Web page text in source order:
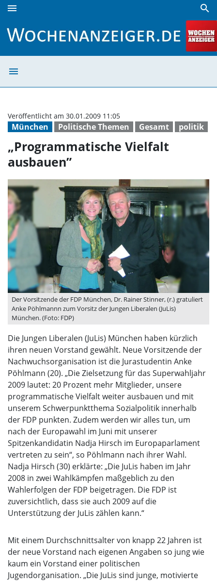
menu search
menu
München Politische Themen Gesamt politik
Veröffentlicht am 30.01.2009 11:05
„Programmatische Vielfalt
ausbauen”
Der Vorsitzende der FDP München, Dr. Rainer Stinner, (r.) gratuliert
Anke Pöhlmannn zum Vorsitz der Jungen Liberalen (JuLis)
München. (Foto: FDP)
Die Jungen Liberalen (JuLis) München haben kürzlich
ihren neuen Vorstand gewählt. Neue Vorsitzende der
Nachwuchsorganisation ist die Jurastudentin Anke
Pöhlmann (20). „Die Zielsetzung für das Superwahljahr
2009 lautet: 20 Prozent mehr Mitglieder, unsere
programmatische Vielfalt weiter ausbauen und mit
unserem Schwerpunktthema Sozialpolitik innerhalb
der FDP punkten. Zudem werden wir alles tun, um
nach der Europawahl im Juni mit unserer
Spitzenkandidatin Nadja Hirsch im Europaparlament
vertreten zu sein“, so Pöhlmann nach ihrer Wahl.
Nadja Hirsch (30) erklärte: „Die JuLis haben im Jahr
2008 in zwei Wahlkämpfen maßgeblich zu den
Wahlerfolgen der FDP beigetragen. Die FDP ist
zuversichtlich, dass sie auch 2009 auf die
Unterstützung der JuLis zählen kann.“
Mit einem Durchschnittsalter von knapp 22 Jahren ist
der neue Vorstand nach eigenen Angaben so jung wie
kaum ein Vorstand einer politischen
Jugendorganisation. „Die JuLis sind junge, motivierte